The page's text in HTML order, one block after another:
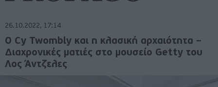
26.10.2022, 17:14
Ο Cy Twombly και η κλασική αρχαιότητα –
Διαχρονικές ματιές στο μουσείο Getty του
Λος Άντζελες